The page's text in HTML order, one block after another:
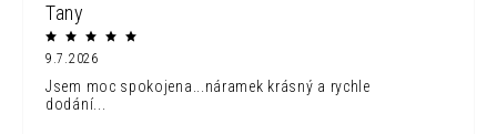
Tany
9.7.2026
Jsem moc spokojena...náramek krásný a rychle
dodání...